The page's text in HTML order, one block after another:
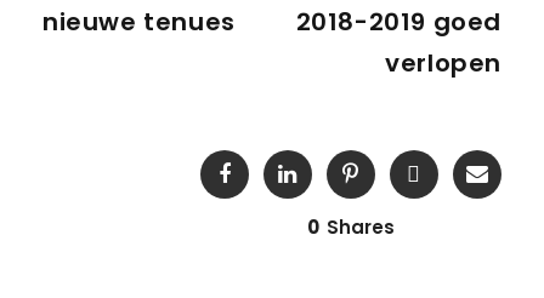
nieuwe tenues
2018-2019 goed
verlopen
0 Shares